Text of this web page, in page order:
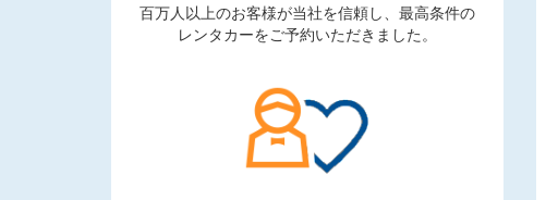
百万人以上のお客様が当社を信頼し、最高条件の
レンタカーをご予約いただきました。